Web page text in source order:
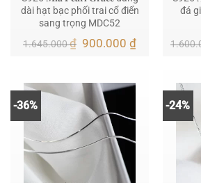
dài hạt bạc phối trai cổ điển
sang trọng MDC52
1.645.000₫ Giá
900.000₫Giá
900.000 ₫.
đá
-36% -24%